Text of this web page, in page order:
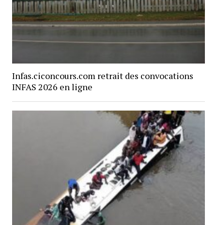
Infas.ciconcours.com retrait des convocations
INFAS 2026 en ligne